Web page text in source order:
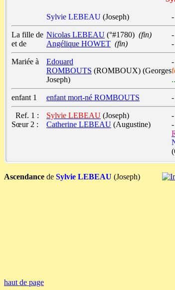
Sylvie LEBEAU (Joseph) -
La fille de Nicolas LEBEAU (°#1780) (fin)
et de
Angélique HOWET (fin)
Mariée à
Edouard
ROMBOUTS (ROMBOUX) (Georges
Joseph)
enfant 1 enfant mort-né ROMBOUTS
Ref. 1 : Sylvie LEBEAU (Joseph) -
Sœur 2 :
Catherine LEBEAU (Augustine)
Ascendance de Sylvie LEBEAU (Joseph)
haut de page